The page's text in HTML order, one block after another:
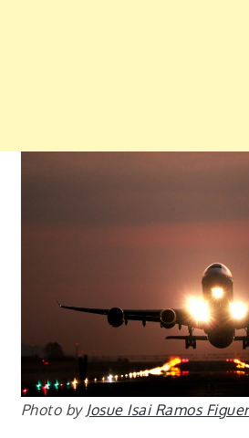
Photo by Josue Isai Ramos